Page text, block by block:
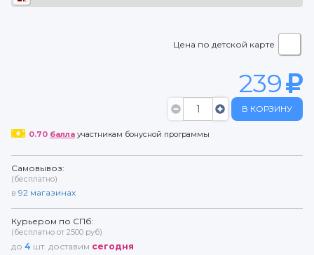
Цена по детской карте
239
В КОРЗИНУ
0.70 баллаучастникам бонусной программы
Самовывоз:
(бесплатно)
в 92 магазинах
Курьером по СПб:
(бесплатно от 2500 руб)
до 4 шт. доставим сегодня